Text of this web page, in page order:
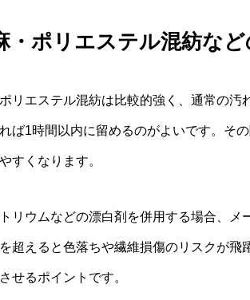
・ポリエステル混紡な
リエステル混紡は比較的強く、通常の
ば1時間以内に留めるのがよいです。そ
すくなります。
リウムなどの漂白剤を併用する場合、
超えると色落ちや繊維損傷のリスクが
せるポイントです。